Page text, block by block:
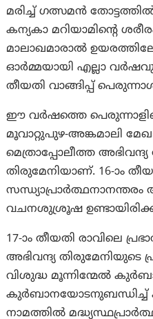
മരിച്ച് ഗത്സമന്‍ തോട്ടത്തില്‍
കന്യകാ മറിയാമിന്‍റെ
മാലാഖമാരാല്‍
ഓര്‍മ്മയായി എല്ലാ
തീയതി വാങ്ങിപ്പ്
ഈ വര്‍ഷത്തെ
മൂവാറ്റുപുഴ-അങ്കമാലി
മെത്രാപ്പോലീത്ത
തിരുമേനിയാണ്. 16-ാം
സന്ധ്യാപ്രാര്‍ത്ഥനാനന്തരം
വചനശുശ്രൂഷ
17-ാം തീയതി രാവിലെ
അഭിവന്ദ്യ തിരുമേനിയുടെ
വിശുദ്ധ മൂന്നിന്മേല്‍
കുര്‍ബാനയോടനുബന്ധിച്ച്
നാമത്തില്‍